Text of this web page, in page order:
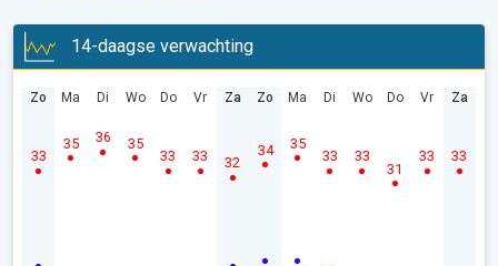
14-daagse verwachting
Zo
33
Ma
35
Di
36
Wo
35
Do
33
Vr
33
Za
32
Zo
34
Ma
35
Di
33
Wo
33
Do
31
Vr
33
Za
33